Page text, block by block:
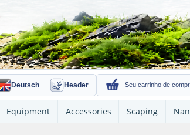
Deutsch Header Seu carrinho de
Equipment Accessories Scaping